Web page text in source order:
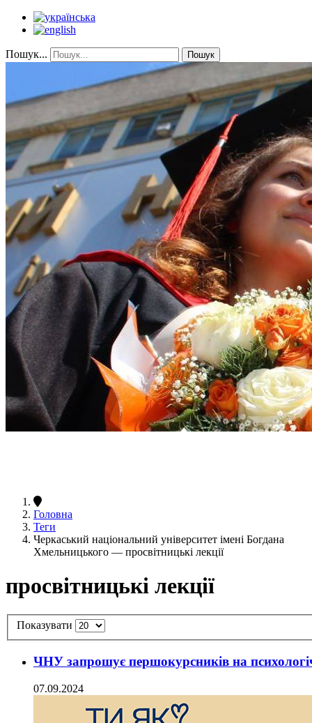
Пошук... Пошук
Головна
Теги
Черкаський національний університет імені Богдана
Хмельницького — просвітницькі лекції
просвітницькі лекції
Показувати
ЧНУ запрошує першокурсників на
07.09.2024